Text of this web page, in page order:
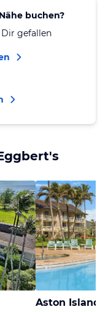
buchen?
gefallen
Aston